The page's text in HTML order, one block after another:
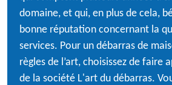
domaine, et qui, en plus de cela,
bonne réputation concernant la
services. Pour un débarras de
règles de l’art, choisissez de faire
de la société L'art du débarras.